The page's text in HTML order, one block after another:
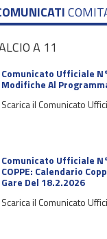
A 11
Comunicato Ufficiale
Modifiche Al
Scarica il Comunicato
Comunicato Ufficiale
COPPE: Calendario
Gare Del 18.2.2026
Scarica il Comunicato